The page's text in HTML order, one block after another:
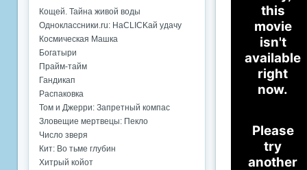
Кощей. Тайна живой воды
Одноклассники.ru: НаCLICKай удачу
Космическая Машка
Богатыри
Прайм-тайм
Гандикап
Распаковка
Том и Джерри: Запретный компас
Зловещие мертвецы: Пекло
Число зверя
Кит: Во тьме глубин
Хитрый койот